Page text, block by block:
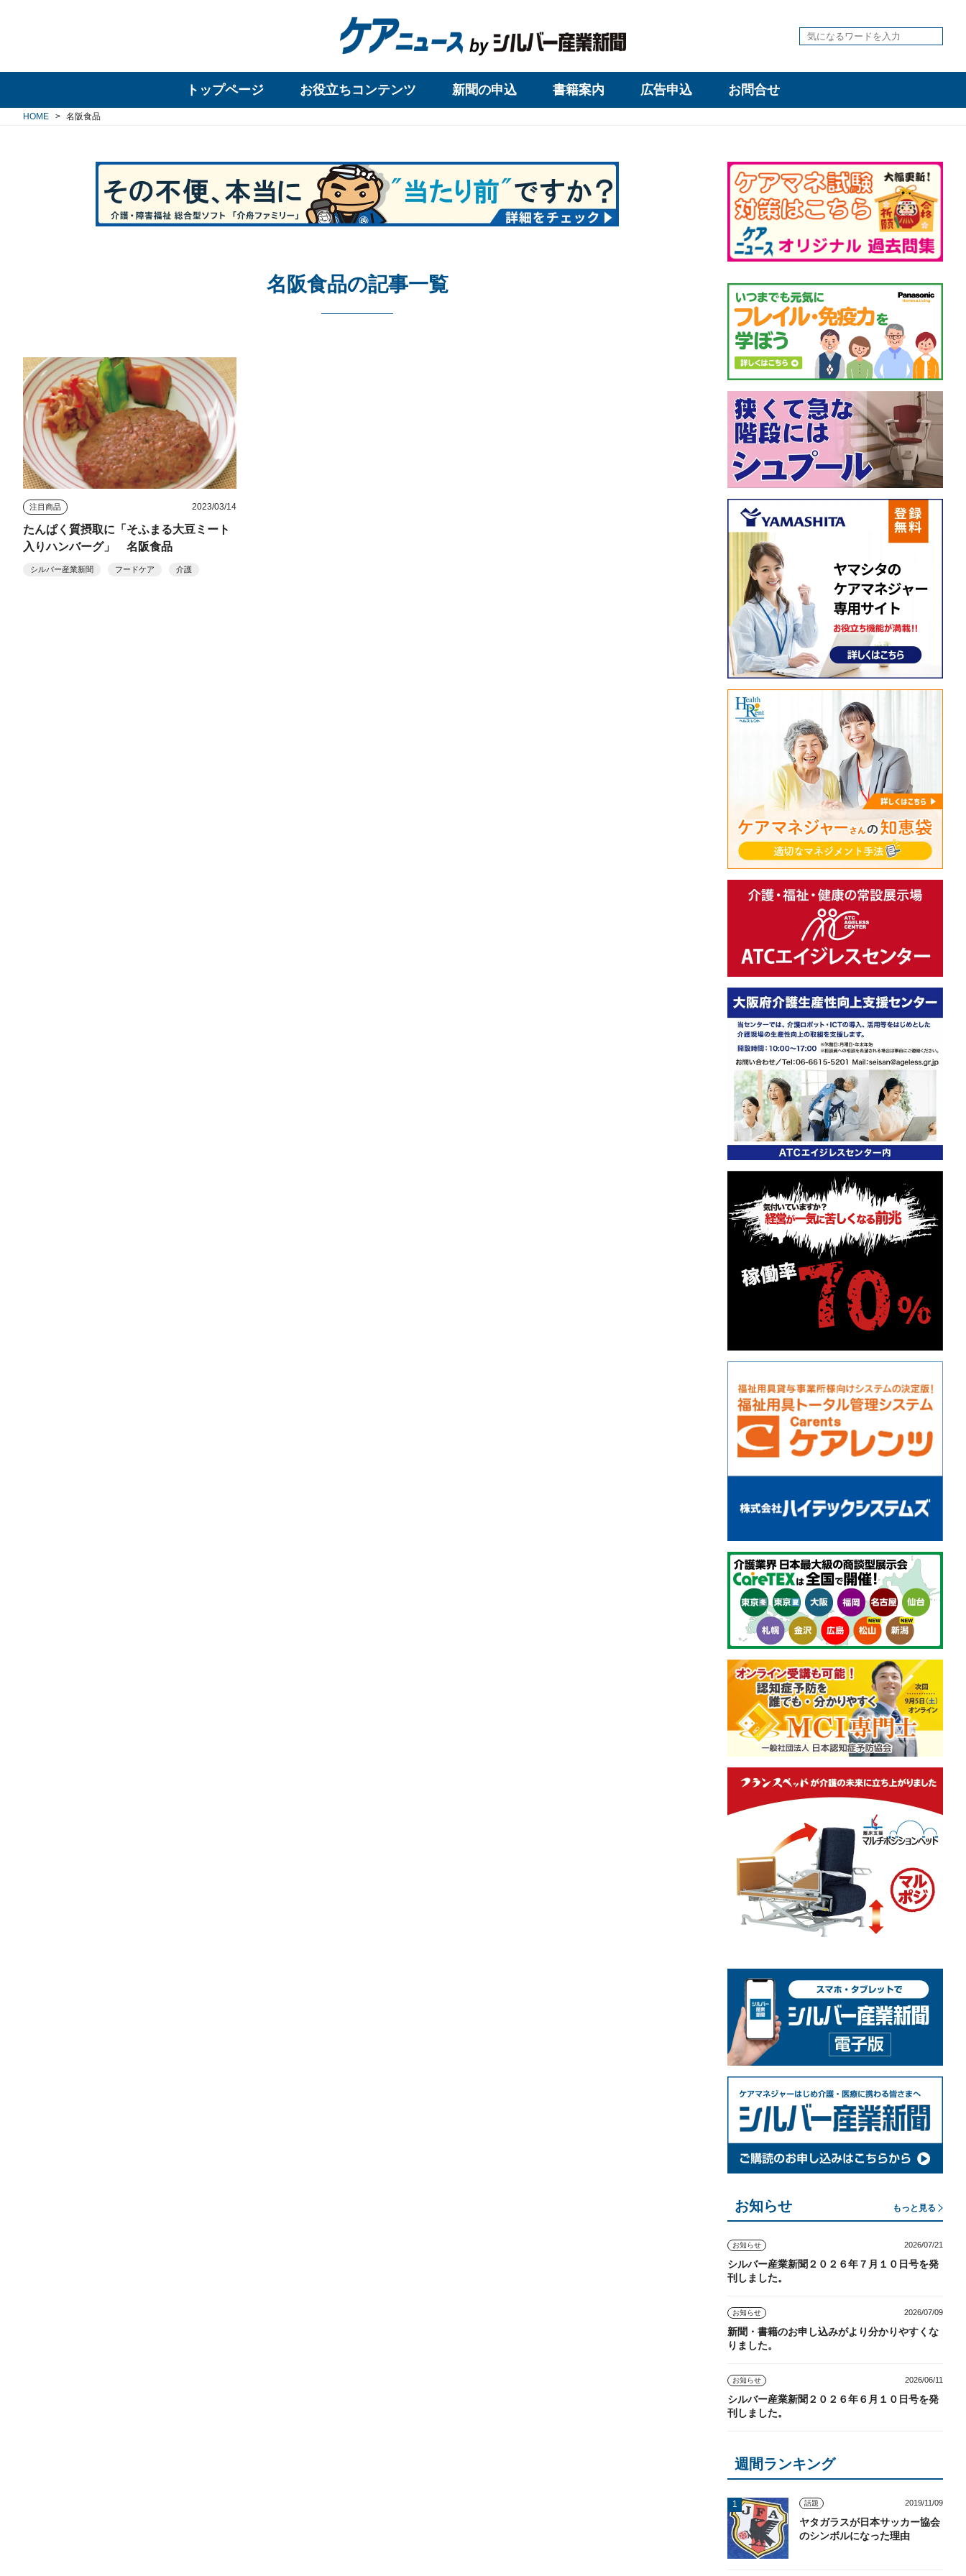
トップページ お役立ちコンテンツ 新聞の申込 書籍案内 広告申込 お問合せ
HOME 名阪食品
名阪食品の記事一覧
注目商品 2023/03/14
たんぱく質摂取に「そふまる大豆ミート
入りハンバーグ」 名阪食品
シルバー産業新聞 フードケア 介護
お知らせ もっと見る
お知らせ 2026/07/21
シルバー産業新聞２０２６年７月１０日号を発
刊しました。
お知らせ 2026/07/09
新聞・書籍のお申し込みがより分かりやすくな
りました。
お知らせ 2026/06/11
シルバー産業新聞２０２６年６月１０日号を発
刊しました。
週間ランキング
話題 2019/11/09
ヤタガラスが日本サッカー協会
のシンボルになった理由